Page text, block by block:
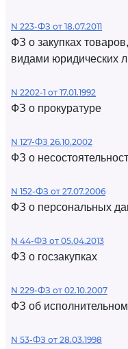
N 223-ФЗ от 18.07.2011
ФЗ о закупках
видами юридических
N 2202-1 от 17.01.1992
ФЗ о прокуратуре
N 127-ФЗ 26.10.2002
ФЗ о
N 152-ФЗ от 27.07.2006
ФЗ о персональных
N 44-ФЗ от 05.04.2013
ФЗ о госзакупках
N 229-ФЗ от 02.10.2007
ФЗ об
N 53-ФЗ от 28.03.1998